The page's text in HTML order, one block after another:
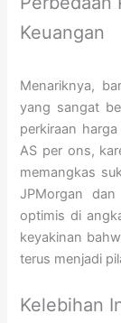
Keuangan
Menariknya,
yang sangat
perkiraan
AS per ons,
memangkas
JPMorgan
optimis di
keyakinan
terus menjadi
Kelebihan